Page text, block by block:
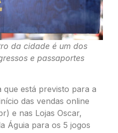
da cidade é um dos
e passaportes
que está previsto para a
das vendas online
e nas Lojas Oscar,
Águia para os 5 jogos